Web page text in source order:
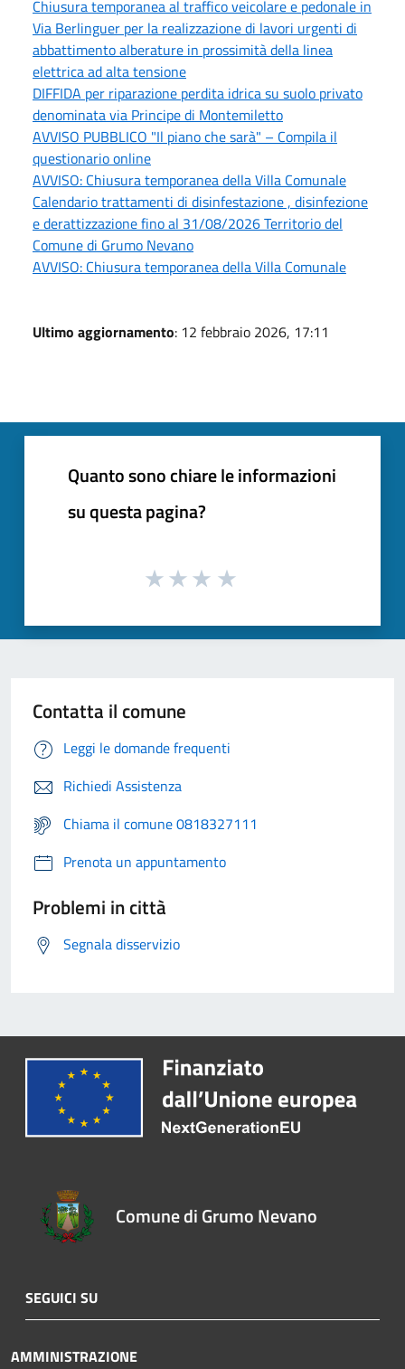
Chiusura temporanea al traffico veicolare e pedonale in
Via Berlinguer per la realizzazione di lavori urgenti di
abbattimento alberature in prossimità della linea
elettrica ad alta tensione
DIFFIDA per riparazione perdita idrica su suolo privato
denominata via Principe di Montemiletto
AVVISO PUBBLICO "Il piano che sarà" – Compila il
questionario online
AVVISO: Chiusura temporanea della Villa Comunale
Calendario trattamenti di disinfestazione , disinfezione
e derattizzazione fino al 31/08/2026 Territorio del
Comune di Grumo Nevano
AVVISO: Chiusura temporanea della Villa Comunale
Ultimo aggiornamento: 12 febbraio 2026, 17:11
Quanto sono chiare le informazioni
su questa pagina?
Contatta il comune
Leggi le domande frequenti
Richiedi Assistenza
Chiama il comune 0818327111
Prenota un appuntamento
Problemi in città
Segnala disservizio
Comune di Grumo Nevano
SEGUICI SU
AMMINISTRAZIONE